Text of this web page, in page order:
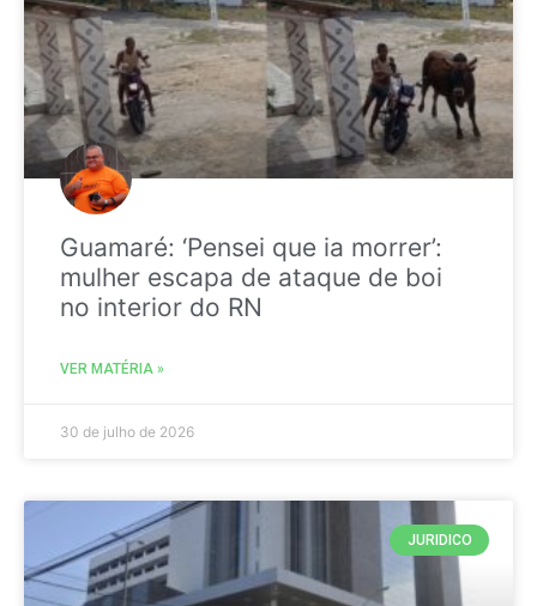
Guamaré: ‘Pensei que ia morrer’:
mulher escapa de ataque de boi
no interior do RN
VER MATÉRIA »
30 de julho de 2026
JURIDICO